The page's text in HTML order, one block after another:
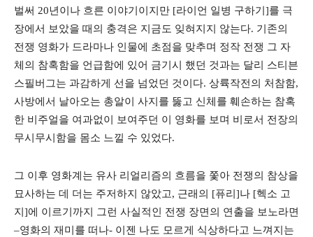
벌써 20년이나 흐른 이야기이지만 [라이언 일병 구하기]를 극
장에서 보았을 때의 충격은 지금도 잊혀지지 않는다. 기존의
전쟁 영화가 드라마나 인물에 초점을 맞추며 정작 전쟁 그 자
체의 참혹함을 언급함에 있어 금기시 했던 것과는 달리 스티븐
스필버그는 과감하게 선을 넘었던 것이다. 상륙작전의 처참함,
사방에서 날아오는 총알이 사지를 뚫고 신체를 훼손하는 참혹
한 비주얼을 여과없이 보여주던 이 영화를 보며 비로서 전장의
무시무시함을 몸소 느낄 수 있었다.
그 이후 영화계는 유사 리얼리즘의 흐름을 쫓아 전쟁의 참상을
묘사하는 데 더는 주저하지 않았고, 근래의 [퓨리]나 [헥소 고
지]에 이르기까지 그런 사실적인 전쟁 장면의 연출을 보노라면
–영화의 재미를 떠나- 이젠 나도 모르게 식상하다고 느껴지는